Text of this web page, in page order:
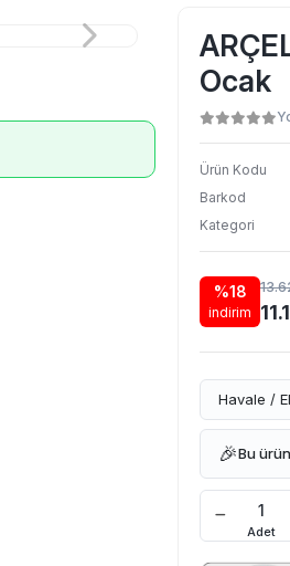
Ocak
Ürün Kodu
Barkod
Kategori
%18
indirim
Havale /
🎉Bu
Adet